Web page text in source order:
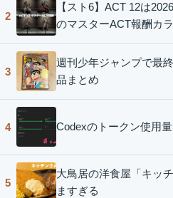
2
【スト6】ACT 12は
のマスターACT報酬カ
3
週刊少年ジャンプで最
品まとめ
4 Codexのトークン使用
5
大鳥居の洋食屋「キッ
ますぎる